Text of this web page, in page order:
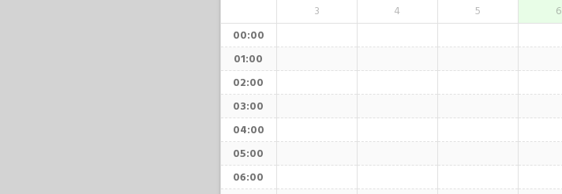
3
4
5
6
00:00
01:00
02:00
03:00
04:00
05:00
06:00